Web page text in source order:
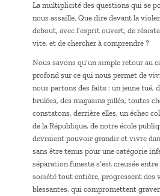
La multiplicité des questions qui se
nous assaille. Que dire devant la
debout, avec l’esprit ouvert, de
vite, et de chercher à comprendre ?
Nous savons qu’un simple retour au
profond sur ce qui nous permet de
nous partons des faits : un jeune tué,
brulées, des magasins pillés, toutes
constatons, derrière elles, un échec
de la République, de notre école
devraient pouvoir grandir et vivre
sans être tenus pour une catégorie
séparation funeste s’est creusée
société tout entière, progressent des
blessantes, qui compromettent